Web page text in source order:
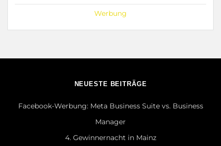
Werbung
NEUESTE BEITRÄGE
Facebook-Werbung: Meta Business Suite vs. Business
Manager
4. Gewinnernacht in Mainz